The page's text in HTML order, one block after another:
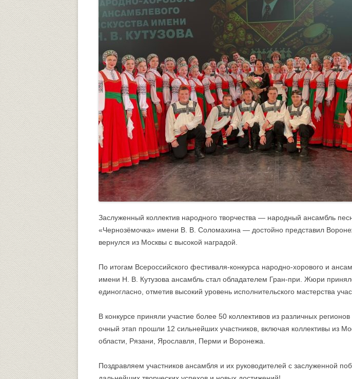
Университетский городок
Психологическая служба
Центр культуры и творчества
Спортивно-оздоровительный центр
Центр гражданско-патриотического
воспитания и просвещения
ОБЩЕСТВЕННЫЕ ОРГАНИЗАЦИИ
Питание
Центр культуры и творчества
безопасность
Спортивно-
направление
Штаб
Заслуженный коллектив народного творчества — народный ансамбль
«Чернозёмочка» имени В. В. Соломахина — достойно представил
вернулся из Москвы с высокой наградой.
По итогам Всероссийского фестиваля-конкурса народно-хорового и
имени Н. В. Кутузова ансамбль стал обладателем Гран-при. Жюри
единогласно, отметив высокий уровень исполнительского мастерства
В конкурсе приняли участие более 50 коллективов из различных
очный этап прошли 12 сильнейших участников, включая коллективы из
области, Рязани, Ярославля, Перми и Воронежа.
Поздравляем участников ансамбля и их руководителей с заслуженной